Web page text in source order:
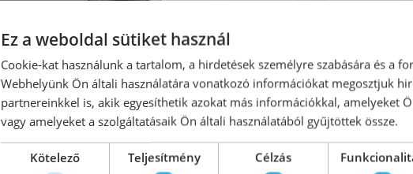
Aqualine radiátorhoz végzáró
dugó 1/2'' (26168)
Azonosító: 166390
Cikkszám: 26168
Sapho törölközőtartó fogas
radiátorhoz, átlátszó 202500
Azonosító: 168831
Cikkszám: 202500
Ez a weboldal sütiket használ
Cookie-kat használunk a tartalom, a hirdetések személyre szabására és a
Webhelyünk Ön általi használatára vonatkozó információkat megosztjuk
partnereinkkel is, akik egyesíthetik azokat más információkkal, amelyeket
vagy amelyeket a szolgáltatásaik Ön általi használatából gyűjtöttek össze.
Kötelező Teljesítmény Célzás